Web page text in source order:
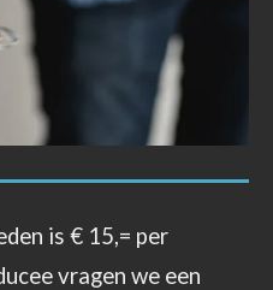
is € 15,= per
vragen we een